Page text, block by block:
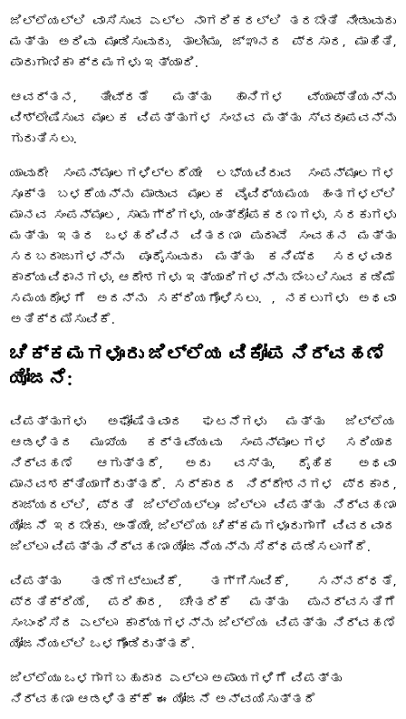
ಜಿಲ್ಲೆಯಲ್ಲಿ ವಾಸಿಸುವ ಎಲ್ಲ ನಾಗರಿಕರಲ್ಲಿ ತರಬೇತಿ ನೀಡುವುದು
ಮತ್ತು ಅರಿವು ಮೂಡಿಸುವುದು, ತಾಲೀಮು, ಜ್ಞಾನದ ಪ್ರಸಾರ, ಮಾಹಿತಿ,
ಪಾರುಗಾಣಿಕಾ ಕ್ರಮಗಳು ಇತ್ಯಾದಿ.
ಆವರ್ತನ, ತೀವ್ರತೆ ಮತ್ತು ಹಾನಿಗಳ ವ್ಯಾಪ್ತಿಯನ್ನು
ವಿಶ್ಲೇಷಿಸುವ ಮೂಲಕ ವಿಪತ್ತುಗಳ ಸಂಭವ ಮತ್ತು ಸ್ವರೂಪವನ್ನು
ಗುರುತಿಸಲು.
ಯಾವುದೇ ಸಂಪನ್ಮೂಲಗಳಿಲ್ಲದೆಯೇ ಲಭ್ಯವಿರುವ ಸಂಪನ್ಮೂಲಗಳ
ಸೂಕ್ತ ಬಳಕೆಯನ್ನು ಮಾಡುವ ಮೂಲಕ ವೈವಿಧ್ಯಮಯ ಹಂತಗಳಲ್ಲಿ
ಮಾನವ ಸಂಪನ್ಮೂಲ, ಸಾಮಗ್ರಿಗಳು, ಯಂತ್ರೋಪಕರಣಗಳು, ಸರಕುಗಳು
ಮತ್ತು ಇತರ ಒಳಹರಿವಿನ ವಿತರಣಾ ಪುರಾವೆ ಸಂವಹನ ಮತ್ತು
ಸರಬರಾಜುಗಳನ್ನು ಪೂರೈಸುವುದು ಮತ್ತು ಕನಿಷ್ಠ ಸರಳವಾದ
ಕಾರ್ಯವಿಧಾನಗಳು, ಆದೇಶಗಳು ಇತ್ಯಾದಿಗಳನ್ನು ಬೆಂಬಲಿಸುವ ಕಡಿಮೆ
ಸಮಯದೊಳಗೆ ಅದನ್ನು ಸಕ್ರಿಯಗೊಳಿಸಲು. , ನಕಲುಗಳು ಅಥವಾ
ಅತಿಕ್ರಮಿಸುವಿಕೆ.
ಚಿಕ್ಕಮಗಳೂರು ಜಿಲ್ಲೆಯ ವಿಕೋಪ ನಿರ್ವಹಣೆ
ಯೋಜನೆ:
ವಿಪತ್ತುಗಳು ಅಘೋಷಿತವಾದ ಘಟನೆಗಳು ಮತ್ತು ಜಿಲ್ಲೆಯ
ಆಡಳಿತದ ಮುಖ್ಯ ಕರ್ತವ್ಯವು ಸಂಪನ್ಮೂಲಗಳ ಸರಿಯಾದ
ನಿರ್ವಹಣೆ ಆಗುತ್ತದೆ, ಅದು ವಸ್ತು, ದೈಹಿಕ ಅಥವಾ
ಮಾನವಶಕ್ತಿಯಾಗಿರುತ್ತದೆ. ಸರ್ಕಾರದ ನಿರ್ದೇಶನಗಳ ಪ್ರಕಾರ,
ರಾಜ್ಯದಲ್ಲಿ, ಪ್ರತಿ ಜಿಲ್ಲೆಯಲ್ಲೂ ಜಿಲ್ಲಾ ವಿಪತ್ತು ನಿರ್ವಹಣಾ
ಯೋಜನೆ ಇರಬೇಕು. ಅಂತೆಯೇ, ಜಿಲ್ಲೆಯ ಚಿಕ್ಕಮಗಳೂರುಗಾಗಿ ವಿವರವಾದ
ಜಿಲ್ಲಾ ವಿಪತ್ತು ನಿರ್ವಹಣಾ ಯೋಜನೆಯನ್ನು ಸಿದ್ಧಪಡಿಸಲಾಗಿದೆ.
ವಿಪತ್ತು ತಡೆಗಟ್ಟುವಿಕೆ, ತಗ್ಗಿಸುವಿಕೆ, ಸನ್ನದ್ಧತೆ,
ಪ್ರತಿಕ್ರಿಯೆ, ಪರಿಹಾರ, ಚೇತರಿಕೆ ಮತ್ತು ಪುನರ್ವಸತಿಗೆ
ಸಂಬಂಧಿಸಿದ ಎಲ್ಲಾ ಕಾರ್ಯಗಳನ್ನು ಜಿಲ್ಲೆಯ ವಿಪತ್ತು ನಿರ್ವಹಣೆ
ಯೋಜನೆಯಲ್ಲಿ ಒಳಗೊಂಡಿರುತ್ತದೆ.
ಜಿಲ್ಲೆಯು ಒಳಗಾಗಬಹುದಾದ ಎಲ್ಲಾ ಅಪಾಯಗಳಿಗೆ ವಿಪತ್ತು
ನಿರ್ವಹಣಾ ಆಡಳಿತಕ್ಕೆ ಈ ಯೋಜನೆ ಅನ್ವಯಿಸುತ್ತದೆ